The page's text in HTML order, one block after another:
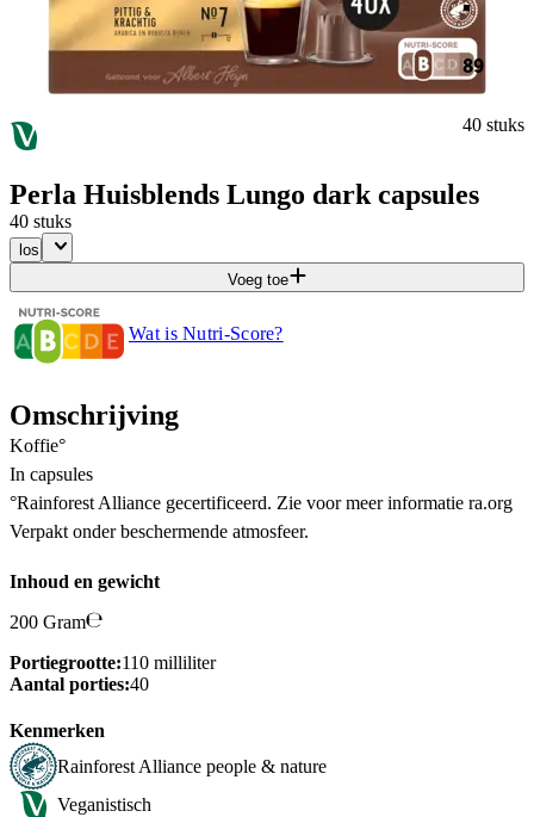
89
40 stuks
Perla Huisblends Lungo dark capsules
40 stuks
los
Voeg toe
Wat is Nutri-Score?
Omschrijving
Koffie°
In capsules
°Rainforest Alliance gecertificeerd. Zie voor meer informatie ra.org
Verpakt onder beschermende atmosfeer.
Inhoud en gewicht
200 Gram
Portiegrootte:110 milliliter
Aantal porties:40
Kenmerken
Rainforest Alliance people & nature
Veganistisch